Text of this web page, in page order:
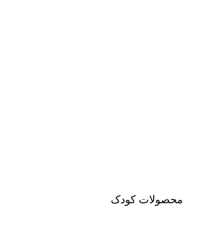
محصولات کودک